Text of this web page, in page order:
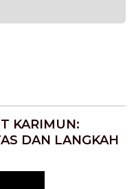
KARIMUN:
DAN LANGKAH